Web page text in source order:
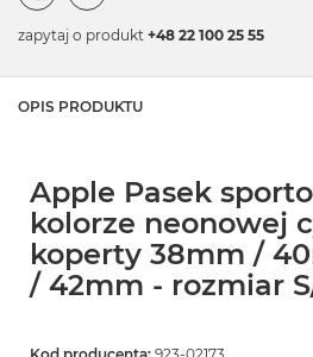
zapytaj o produkt +48 22 100 25 55
OPIS PRODUKTU
Apple Pasek
kolorze neonowej
koperty 38mm /
/ 42mm - rozmiar